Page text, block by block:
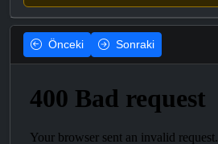
Önceki Sonraki